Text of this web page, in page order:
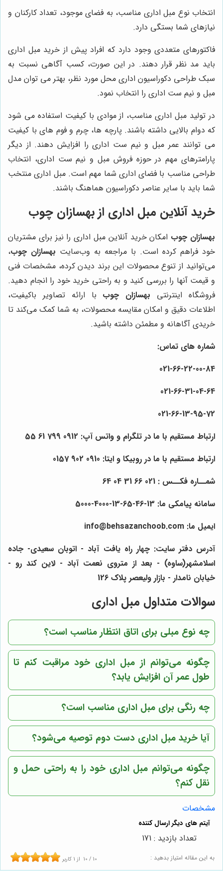
انتخاب نوع مبل اداری مناسب، به فضای موجود، تعداد کارکنان و
نیازهای شما بستگی دارد.
فاکتورهای متعددی وجود دارد که افراد پیش از خرید مبل اداری
باید مد نظر قرار دهند. در این صورت، کسب آگاهی نسبت به
سبک طراحی دکوراسیون اداری محل مورد نظر، بهتر می توان مدل
مبل و نیم ست اداری را انتخاب نمود.
در تولید مبل اداری مناسب، از موادی با کیفیت استفاده می شود
که دوام بالایی داشته باشند. پارچه ها، چرم و فوم های با کیفیت
می توانند عمر مبل و نیم ست اداری را افزایش دهند. از دیگر
پارامترهای مهم در حوزه فروش مبل و نیم ست اداری، انتخاب
طراحی مناسب با فضای اداری شما مهم است. مبل اداری منتخب
شما باید با سایر عناصر دکوراسیون هماهنگ باشند.
خرید آنلاین مبل اداری ازبهسازان چوب
بهسازان چوب امکان خرید آنلاین مبل اداری را نیز برای مشتریان
خود فراهم کرده است. با مراجعه به وب‌سایت بهسازان چوب،
می‌توانید از تنوع محصولات این برند دیدن کرده، مشخصات فنی
و قیمت آنها را بررسی کنید و به راحتی خرید خود را انجام دهید.
فروشگاه اینترنتی بهسازان چوب با ارائه تصاویر باکیفیت،
اطلاعات دقیق و امکان مقایسه محصولات، به شما کمک می‌کند تا
خریدی آگاهانه و مطمئن داشته باشید.
شماره های تماس:
021-66-22-00-84
021-66-31-04-64
021-66-13-95-72
ارتباط مستقیم با ما در تلگرام و واتس آپ: 0912 799 61 55
ارتباط مستقیم با ما در روبیکا و ایتا: 0910 902 0157
شمــاره فکــس : 021 66 31 04 64
سامانه پیامکی ما: 13-46-65-13-4000-5000
ایمیل ما: info@behsazanchoob.com
آدرس دفتر سایت: چهار راه یافت آباد - اتوبان سعیدی- جاده
اسلامشهر(ساوه) - بعد از متروی نعمت آباد - لاین کند رو -
خیابان نامدار - بازار ولیعصر پلاک 126
سوالات متداول مبل اداری
چه نوع مبلی برای اتاق انتظار مناسب است؟
چگونه می‌توانم از مبل اداری خود مراقبت کنم تا
طول عمر آن افزایش یابد؟
چه رنگی برای مبل اداری مناسب است؟
آیا خرید مبل اداری دست دوم توصیه می‌شود؟
چگونه می‌توانم مبل اداری خود را به راحتی حمل و
نقل کنم؟
مشخصات
به این مقاله امتیاز بدهید : 10 / 10 از 1 کاربر
تعداد بازدید : 171